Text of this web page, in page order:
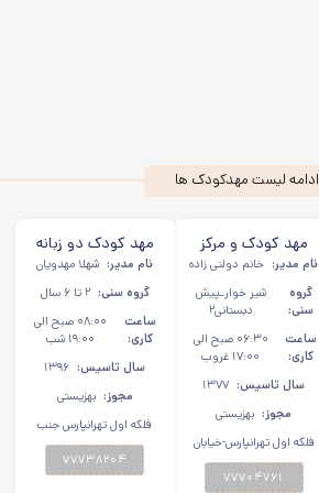
ادامه لیست مهدکودک ها
مهد کودک و مرکز
پیش دبستانی گلبن
تهرانپارس فلکه اول
تهرانپارس
نام مدیر: خانم دولتی زاده
گروه
سنی:
شیر خوار_پیش
دبستانی۲
ساعت
کاری:
۰۶:۳۰ صبح الی
۱۷:۰۰ غروب
سال تاسیس: ۱۳۷۷
مجوز: بهزیستی
فلکه اول تهرانپارس-خیابان
۱۴۲ شرقی-نرسیده به اداره
گذر نامه پلاک ۱۸
۷۷۷۰۴۷۶۱
مهد کودک دو زبانه
باغ زرین تهرانپارس
فلکه اول تهرانپارس
نام مدیر: شهلا مهدویان
گروه سنی: ۲ تا ۶ سال
ساعت
کاری:
۰۸:۰۰ صبح الی
۱۹:۰۰ شب
سال تاسیس: ۱۳۹۶
مجوز: بهزیستی
فلکه اول تهرانپارس جنب
پاساژ سپید به طرف مدرسه
هاشمی نژاد پلاک ۶۲
۷۷۷۳۸۲۰۴